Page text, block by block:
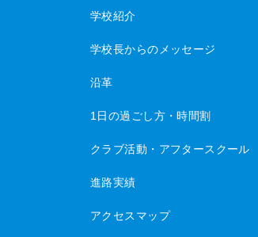
学校紹介
学校長からのメッセージ
沿革
1日の過ごし方・時間割
クラブ活動・アフタースクール
進路実績
アクセスマップ